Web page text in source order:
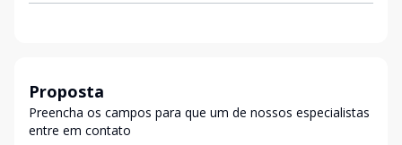
Proposta
Preencha os campos para que um de nossos especialistas
entre em contato